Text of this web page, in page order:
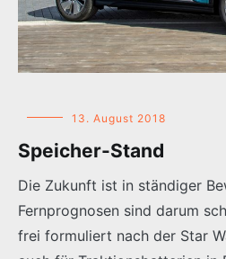
13. August 2018
Speicher-Stand
Die Zukunft ist in ständiger
Fernprognosen sind darum
frei formuliert nach der Star